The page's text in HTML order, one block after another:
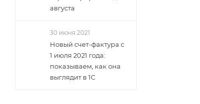
августа
30 июня 2021
Новый счет-фактура с
1 июля 2021 года:
показываем, как она
выглядит в 1С